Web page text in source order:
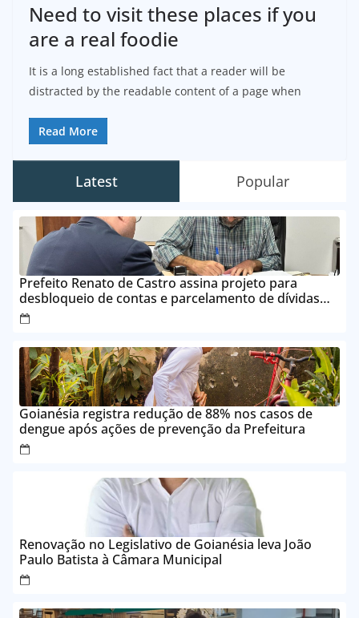
Need to visit these places if you
are a real foodie
It is a long established fact that a reader will be
distracted by the readable content of a page when
Read More
Latest Popular
Prefeito Renato de Castro assina projeto para
desbloqueio de contas e parcelamento de dívidas
em até 24 vezes sem juros
Goianésia registra redução de 88% nos casos de
dengue após ações de prevenção da Prefeitura
Renovação no Legislativo de Goianésia leva João
Paulo Batista à Câmara Municipal